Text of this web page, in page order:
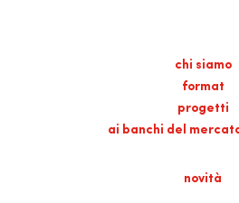
chi siamo
format
progetti
ai banchi del
novità